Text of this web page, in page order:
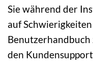
Sie während der
auf
den